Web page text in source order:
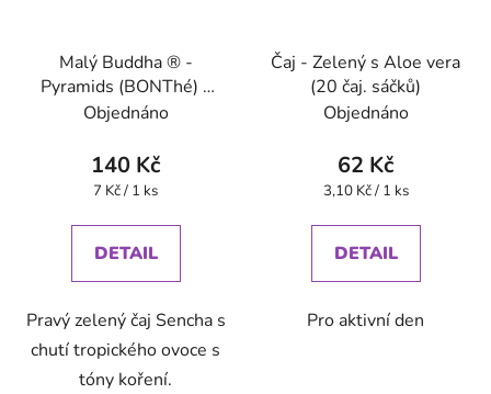
Malý Buddha ® -
Pyramids (BONThé) -
Oxalis
Objednáno
140 Kč
Měrná
7 Kč / 1 ks
DETAIL
Pravý zelený čaj Sencha s
chutí tropického ovoce s
tóny koření.
Čaj - Zelený s Aloe vera
(20 čaj. sáčků)
Objednáno
62 Kč
Měrná
3,10 Kč / 1 ks
DETAIL
Pro aktivní den